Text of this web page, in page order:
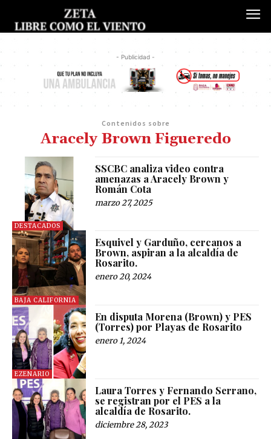
- Publicidad -
Contenidos sobre
Aracely Brown Figueredo
DESTACADOS
SSCBC analiza video contra
amenazas a Aracely Brown y
Román Cota
marzo 27, 2025
BAJA CALIFORNIA
Esquivel y Garduño, cercanos a
Brown, aspiran a la alcaldía de
Rosarito.
enero 20, 2024
EZENARIO
En disputa Morena (Brown) y PES
(Torres) por Playas de Rosarito
enero 1, 2024
Laura Torres y Fernando Serrano,
se registran por el PES a la
alcaldía de Rosarito.
diciembre 28, 2023